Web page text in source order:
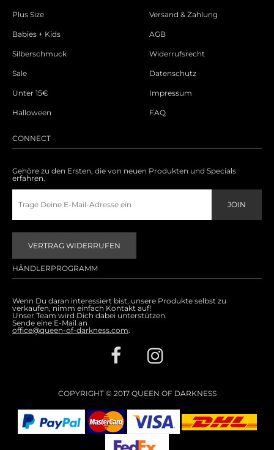
Plus Size
Babies + Kids
Silberschmuck
Sale
Unter 15€
Halloween
Versand & Zahlung
AGB
Widerrufsrecht
Datenschutz
Impressum
FAQ
CONNECT
Gehöre zu den Ersten, die von neuen Produkten und Specials
erfahren.
VERTRAG WIDERRUFEN
HÄNDLERPROGRAMM
Wenn Du daran interessiert bist, unsere Produkte selbst zu
verkaufen, nimm einfach Kontakt auf!
Unser Team wird Dich dabei unterstützen.
Sende eine E-Mail an
office@queen-of-darkness.com.
COPYRIGHT © 2017 QUEEN OF DARKNESS